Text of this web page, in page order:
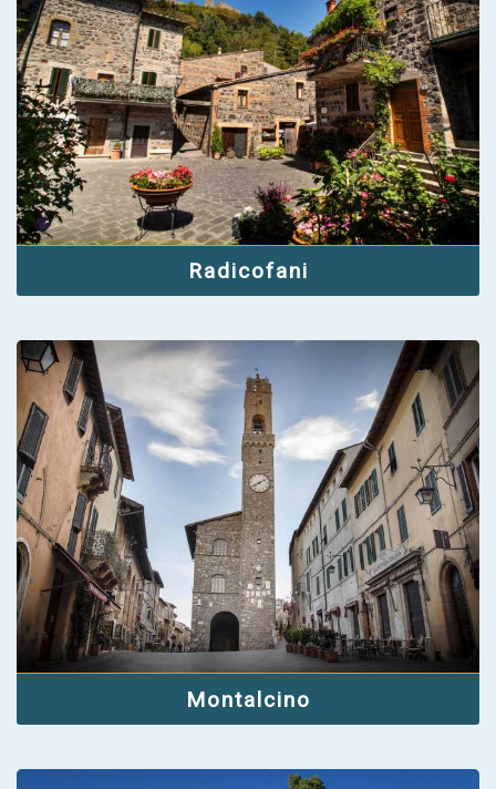
Radicofani
Montalcino